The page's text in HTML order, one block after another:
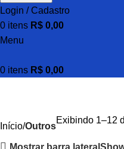
Login / Cadastro
0 itens R$ 0,00
Menu
0 itens R$ 0,00
Início Outros
Exibindo 1–12
Mostrar barra lateral